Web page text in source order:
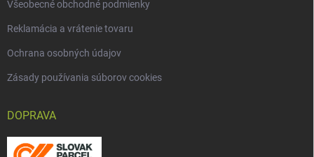
Všeobecné obchodné podmienky
Reklamácia a vrátenie tovaru
Ochrana osobných údajov
Zásady používania súborov cookies
DOPRAVA